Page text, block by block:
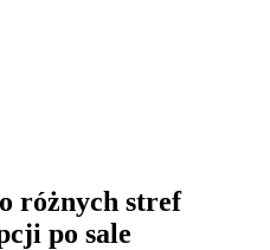
różnych stref
po sale